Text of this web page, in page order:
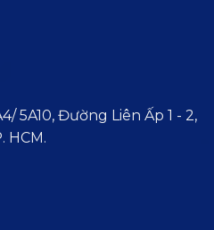
5A10, Đường Liên Ấp 1 - 2,
HCM.